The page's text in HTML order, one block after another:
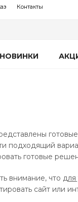
Контакты
НОВИНКИ
подходящий
готовые
внимание, что для
сайт или